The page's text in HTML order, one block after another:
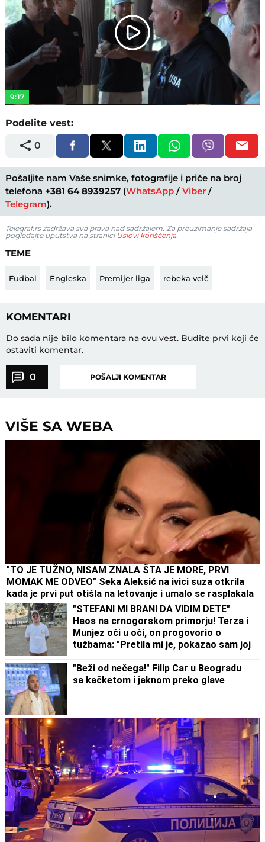
Play
Video
9:17
Podelite vest:
0
Pošaljite nam Vaše snimke, fotografije i priče na broj
telefona +381 64 8939257 (WhatsApp /Viber /
Telegram).
Telegraf.rs zadržava sva prava nad sadržajem. Za preuzimanje sadržaja
pogledajte uputstva na stranici Uslovi korišćenja.
TEME
Fudbal Engleska Premijer liga rebeka velč
KOMENTARI
Do sada nije bilo komentara na ovu vest. Budite prvi koji će
ostaviti komentar.
0 POŠALJI KOMENTAR
VIŠE SA WEBA
"TO JE TUŽNO, NISAM ZNALA ŠTA JE MORE, PRVI
MOMAK ME ODVEO" Seka Aleksić na ivici suza otkrila
kada je prvi put otišla na letovanje i umalo se rasplakala
"STEFANI MI BRANI DA VIDIM DETE"
Haos na crnogorskom primorju! Terza i
Munjez oči u oči, on progovorio o
tužbama: "Pretila mi je, pokazao sam joj
"Beži od nečega!" Filip Car u Beogradu
sa kačketom i jaknom preko glave